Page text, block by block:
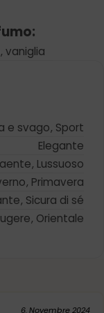
, vaniglia
e svago, Sport
Elegante
, Lussuoso
, Primavera
, Sicura di sé
, Orientale
6. Novembre 2024